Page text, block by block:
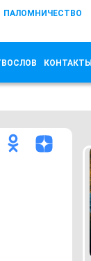
ПАЛОМНИЧЕСТВО
КОНТАКТЫ